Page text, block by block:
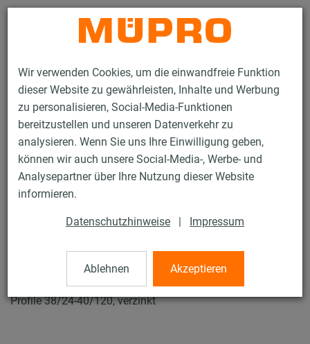
Wir verwenden Cookies, um die einwandfreie Funktion
dieser Website zu gewährleisten, Inhalte und Werbung
zu personalisieren, Social-Media-Funktionen
bereitzustellen und unseren Datenverkehr zu
analysieren. Wenn Sie uns Ihre Einwilligung geben,
können wir auch unsere Social-Media-, Werbe- und
Analysepartner über Ihre Nutzung dieser Website
informieren.
Datenschutzhinweise | Impressum
Ablehnen Akzeptieren
Kontakt
Produkte Befestigungstechnik
Installationsschienen
MPC-Schiebemuttern
MPC-Schiebemuttern
MPC-Schiebemutter schmal, M10, 31 x 16 x 6 mm für
Profile 38/24-40/120, verzinkt